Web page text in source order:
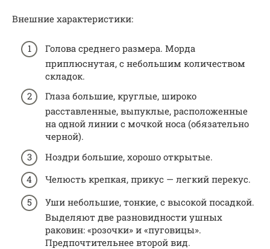
Внешние характеристики:
Голова среднего размера. Морда
приплюснутая, с небольшим количеством
складок.
Глаза большие, круглые, широко
расставленные, выпуклые, расположенные
на одной линии с мочкой носа (обязательно
черной).
Ноздри большие, хорошо открытые.
Челюсть крепкая, прикус — легкий перекус.
Уши небольшие, тонкие, с высокой посадкой.
Выделяют две разновидности ушных
раковин: «розочки» и «пуговицы».
Предпочтительнее второй вид.